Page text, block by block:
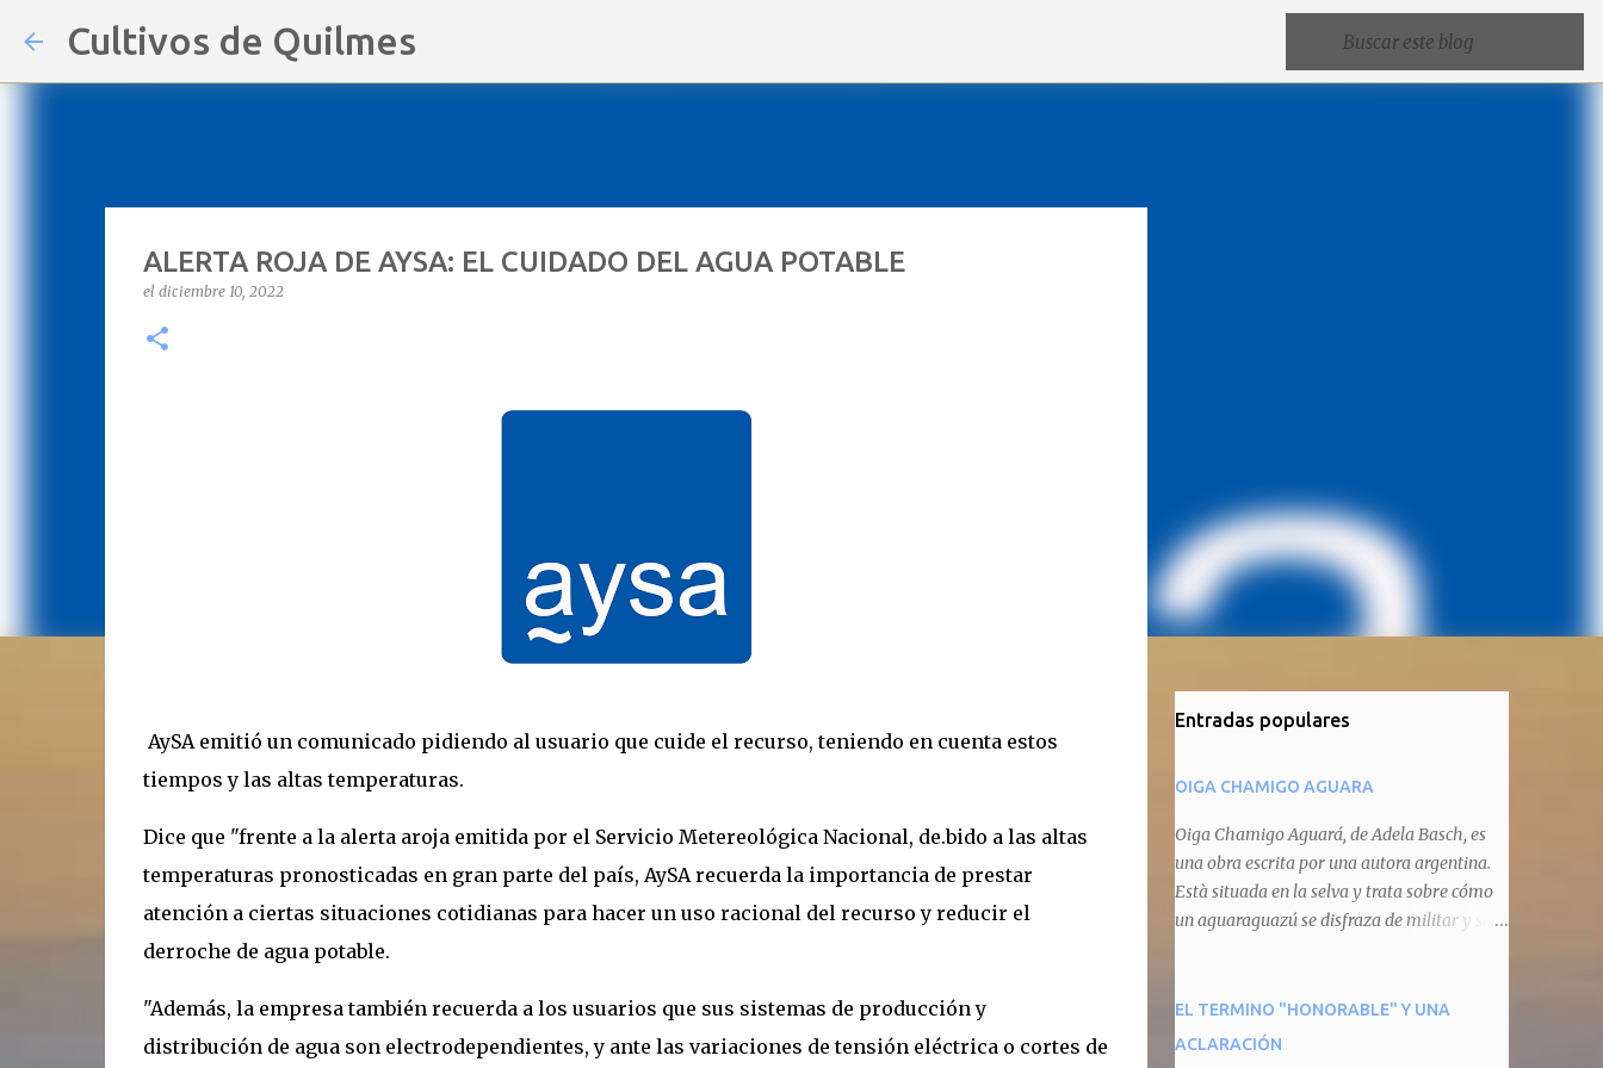
Cultivos de Quilmes
ALERTA ROJA DE AYSA: EL CUIDADO DEL AGUA POTABLE
el diciembre 10, 2022
AySA emitió un comunicado pidiendo al usuario que cuide el recurso, teniendo en cuenta estos
tiempos y las altas temperaturas.
Dice que "frente a la alerta aroja emitida por el Servicio Metereológica Nacional, de.bido a las altas
temperaturas pronosticadas en gran parte del país, AySA recuerda la importancia de prestar
atención a ciertas situaciones cotidianas para hacer un uso racional del recurso y reducir el
derroche de agua potable.
"Además, la empresa también recuerda a los usuarios que sus sistemas de producción y
distribución de agua son electrodependientes, y ante las variaciones de tensión eléctrica o cortes de
Entradas populares
OIGA CHAMIGO AGUARA
Oiga Chamigo Aguará, de Adela Basch, es
una obra escrita por una autora argentina.
Està situada en la selva y trata sobre cómo
un aguaraguazú se disfraza de militar y se
animal que pretenda circular por ahí. En
primera instancia aparece Teteu, el tero,
EL TERMINO "HONORABLE" Y UNA
ACLARACIÓN